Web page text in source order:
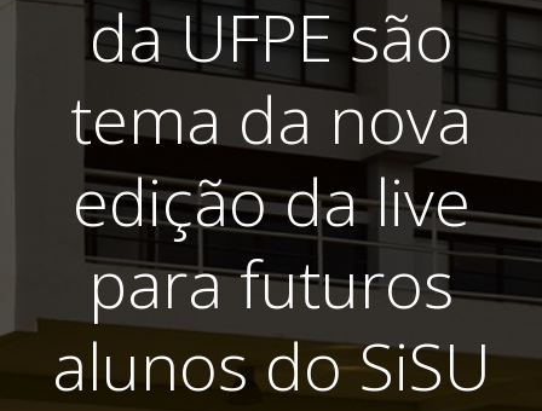
da UFPE são
tema da nova
edição da live
para futuros
alunos do SiSU